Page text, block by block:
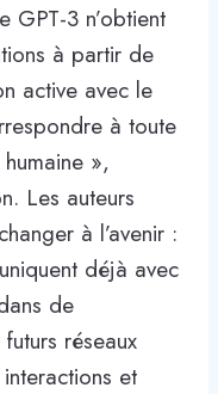
GPT-3 n’obtient
à partir de
active avec le
à toute
»,
Les auteurs
à l’avenir :
déjà avec
de
réseaux
et